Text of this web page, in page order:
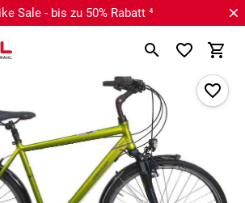
Sale - bis zu 50% Rabatt ⁴